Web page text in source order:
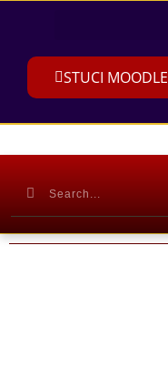
STUCI MOODLE